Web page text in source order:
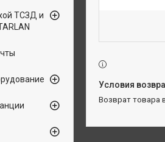
возврат товара
ТСЗД и